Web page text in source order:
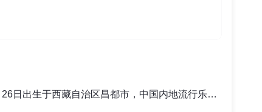
韩红，1971年9月26日出生于西藏自治区昌都市，中国内地流行乐女歌手、音乐人、慈善家、节目主持人、电影配乐师，一级演员，毕业于中国音乐学院、解放军艺术学院。1993年，韩红开始接触词曲创作，随后为其他歌手创作歌曲。1998年，发行个人首张音乐专辑《雪域光芒》。2000年，因在中央电视台3·15晚会上演唱歌曲《天亮了》而获得广泛关注。2001年起，相继推出《醒了》《歌唱》《红》等音乐专辑，并获得CCTV-MTV音乐盛典"内地年度最佳女歌手奖"、中国TOP排行榜"内地最受欢迎女歌手奖"、音乐风云榜"内地最佳女歌手奖"等多个奖项。2005年，其在央视春晚上演唱的歌曲《天路》获得关注；同年，发行音乐专辑《感动》，该专辑获得第6届中国金唱片奖"通俗类专辑奖"。2009年，在音乐专辑《听我的声音》中尝试更为现代化的风格，并凭借该专辑获得中国歌曲排行榜"内地最受欢迎女歌手奖"。2015年，参与音乐竞技